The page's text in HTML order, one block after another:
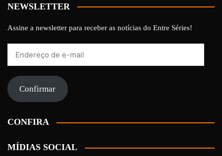
NEWSLETTER
Assine a newsletter para receber as notícias do Entre Séries!
mail Confirmar
CONFIRA
MÍDIAS SOCIAL